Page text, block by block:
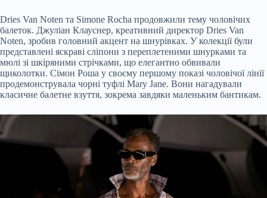
Dries Van Noten та Simone Rocha продовжили тему чоловічих
балеток. Джуліан Клауснер, креативний директор Dries Van
Noten, зробив головний акцент на шнурівках. У колекції були
представлені яскраві сліпони з переплетеними шнурками та
мюлі зі шкіряними стрічками, що елегантно обвивали
щиколотки. Сімон Роша у своєму першому показі чоловічої лінії
продемонструвала чорні туфлі Mary Jane. Вони нагадували
класичне балетне взуття, зокрема завдяки маленьким бантикам.